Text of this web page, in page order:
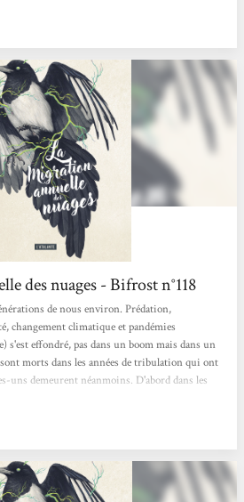
Sous une écriture encore une fois magnifique,
les question...
des nuages - Bifrost n°118
de nous environ. Prédation,
changement climatique et pandémies
s'est effondré, pas dans un boom mais dans un
morts dans les années de tribulation qui ont
uns demeurent néanmoins. D'abord dans les
l'Ancien Monde (on pense à Exodes, de Jean-